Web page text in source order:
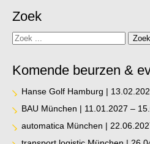
Zoek
Zoek
Komende beurzen &
Hanse Golf Hamburg |
BAU München | 11.01.2027 –
automatica München |